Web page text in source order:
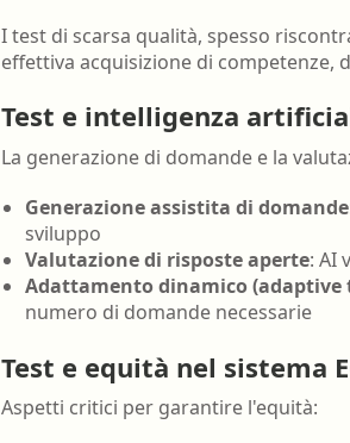
I test di scarsa qualità, spesso
effettiva acquisizione di competenze,
Test e intelligenza
La generazione di domande e la
Generazione assistita di domande
sviluppo
Valutazione di risposte aperte: AI
Adattamento dinamico (adaptive
numero di domande necessarie
Test e equità nel sistema
Aspetti critici per garantire l'equità: